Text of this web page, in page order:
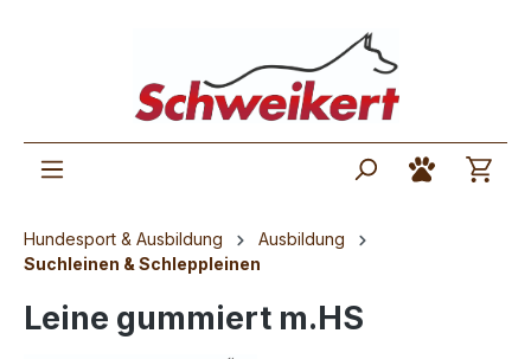
Hundesport & Ausbildung
Ausbildung
Suchleinen & Schleppleinen
Leine gummiert m.HS